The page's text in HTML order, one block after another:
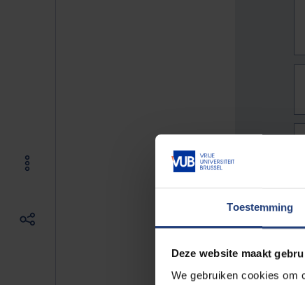
Toestemming
Deze website maakt
We gebruiken cookies om